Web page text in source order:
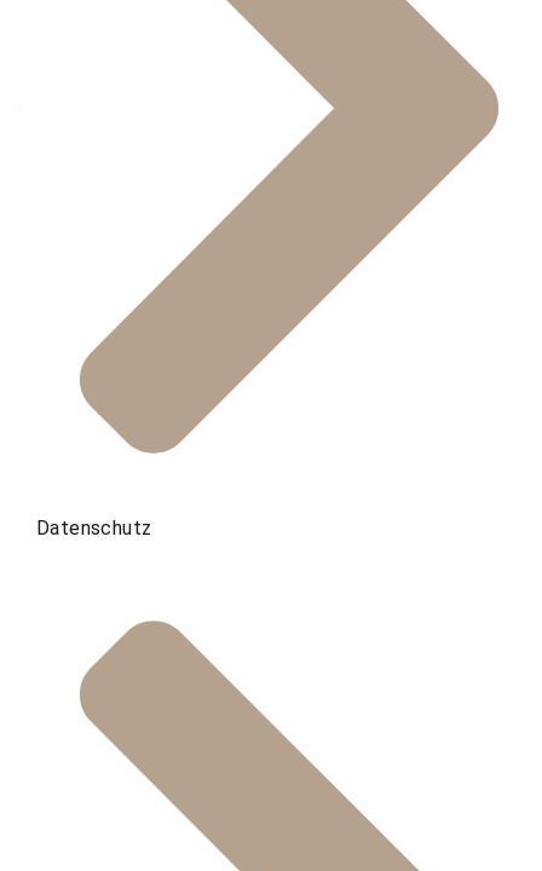
Datenschutz